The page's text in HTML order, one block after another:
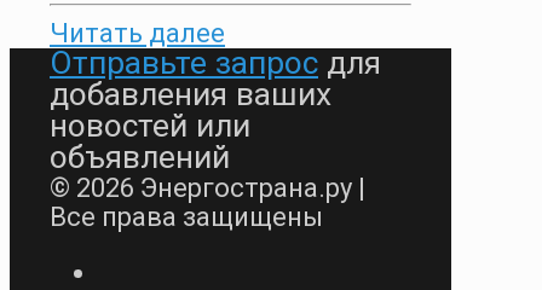
Читать далее
Отправьте запрос для
добавления ваших
новостей или
объявлений
© 2026 Энергострана.ру |
Все права защищены